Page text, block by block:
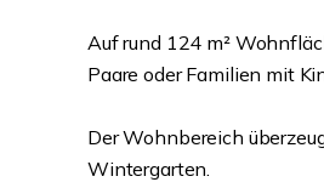
Auf rund 124 m²
Paare oder Familien mit
Der Wohnbereich
Wintergarten.